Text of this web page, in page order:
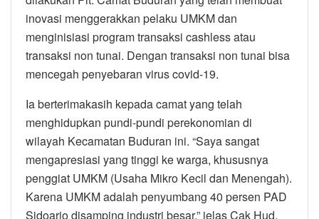
inovasi menggerakkan pelaku UMKM dan
menginisiasi program transaksi cashless atau
transaksi non tunai. Dengan transaksi non tunai bisa
mencegah penyebaran virus covid-19.
Ia berterimakasih kepada camat yang telah
menghidupkan pundi-pundi perekonomian di
wilayah Kecamatan Buduran ini. “Saya sangat
mengapresiasi yang tinggi ke warga, khususnya
penggiat UMKM (Usaha Mikro Kecil dan Menengah).
Karena UMKM adalah penyumbang 40 persen PAD
Sidoarjo disamping industri besar,” jelas Cak Hud.